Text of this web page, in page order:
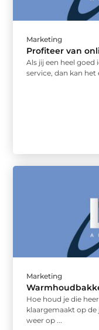
Marketing
Profiteer van
Als jij een heel
service, dan kan het
Marketing
Hoe houd je die
klaargemaakt op
weer op ...